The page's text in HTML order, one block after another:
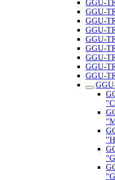
GGU-
GGU-
GGU-
GGU-
GGU-
GGU-
GGU-
GGU-
GGU-